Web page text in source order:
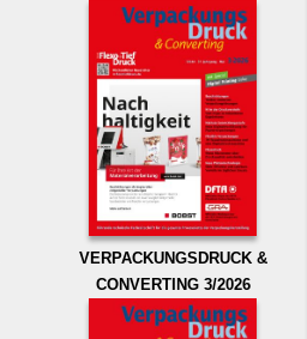
VERPACKUNGSDRUCK &
CONVERTING 3/2026